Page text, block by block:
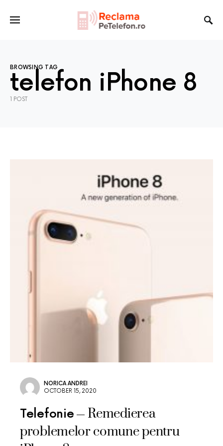
BROWSING TAG
telefon iPhone 8
1 POST
NORICA ANDREI
OCTOBER 15, 2020
Telefonie
Remedierea
problemelor comune pentru